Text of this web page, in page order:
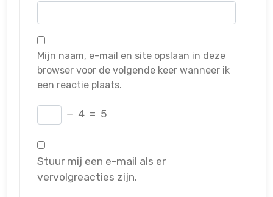
Mijn naam, e-mail en site opslaan in deze
browser voor de volgende keer wanneer ik
een reactie plaats.
− 4 = 5
Stuur mij een e-mail als er
vervolgreacties zijn.